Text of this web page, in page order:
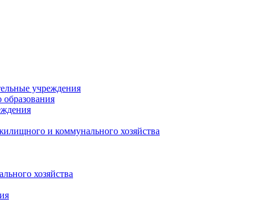
учреждения
и коммунального хозяйства
хозяйства